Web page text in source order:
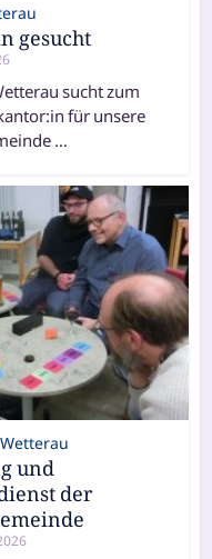
gesucht
sucht zum
für unse­re
…
und
der